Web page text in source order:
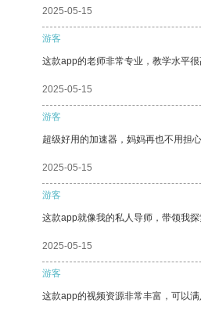
2025-05-15
游客
这款app的老师非常专业，教学水平很
2025-05-15
游客
超级好用的加速器，妈妈再也不用担
2025-05-15
游客
这款app就像我的私人导师，带领我探
2025-05-15
游客
这款app的视频资源非常丰富，可以满